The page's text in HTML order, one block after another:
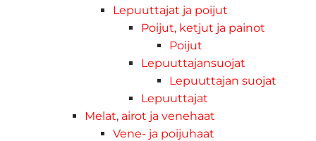
Lepuuttajat ja poijut
Poijut, ketjut ja painot
Poijut
Lepuuttajansuojat
Lepuuttajan suojat
Lepuuttajat
Melat, airot ja venehaat
Vene- ja poijuhaat